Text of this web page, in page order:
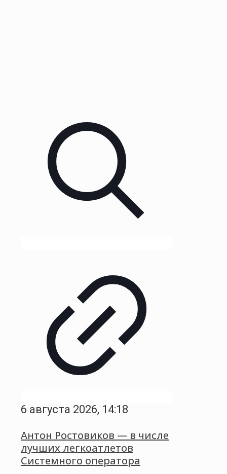
6 августа 2026, 14:18
Антон Ростовиков — в числе
лучших легкоатлетов
Системного оператора